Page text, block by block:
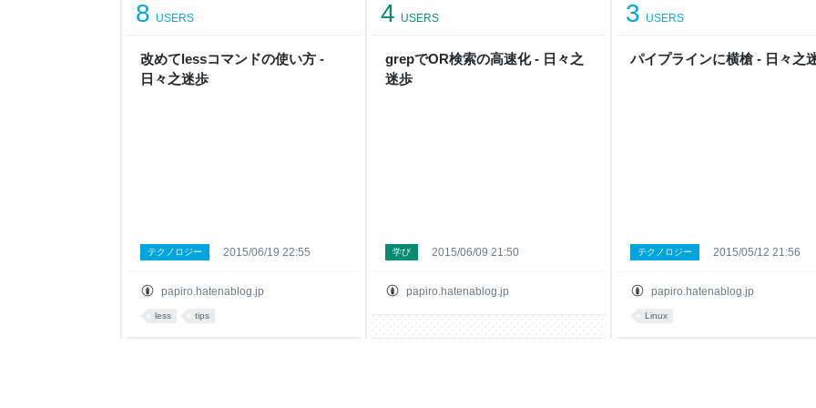
改めてlessコマンドの使い方 -
日々之迷歩
8 USERS
papiro.hatenablog.jp
テクノロジー 2015/06/19 22:55
less tips
grepでOR検索の高速化 - 日々之
迷歩
4 USERS
papiro.hatenablog.jp
学び 2015/06/09 21:50
パイプラインに横槍 - 日々之
3 USERS
papiro.hatenablog.jp
テクノロジー 2015/05/12 21:56
Linux